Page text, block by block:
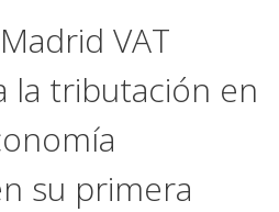
VAT
la tributación en
su primera